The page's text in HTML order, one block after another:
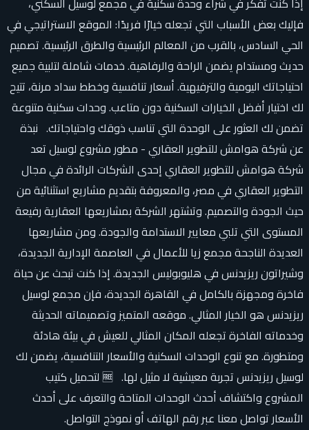
فإليك بعض الأسباب التي تجعله خيارًا فريدًا: الموقع الاستراتيجي في
الحي السادس، بالقرب من المعالم الرئيسية والطرق الرئيسية. تصميم
حديث ومستدام يضمن الراحة والرفاهية. خدمات شاملة لتلبية جميع
احتياجاتك اليومية والترفيهية. أسعار تنافسية وخطط سداد مرنة، تتيح
لك اختيار أفضل الخيارات السكنية دون متاعب. وحدات سكنية متنوعة
تضمن لك العثور على الوحدة التي تناسب ذوقك واحتياجاتك. نبذة
عن شركة هوامش للتطوير العقاري - مطور مشروع لوسيل تعد
شركة هوامش للتطوير العقاري إحدى الشركات الرائدة في مجال
التطوير العقاري في مصر، والمعروفة بتقديم مشاريع استثنائية من
حيث الجودة والتصميم. وتشتهر الشركة بمشاريعها العقارية رفيعة
المستوى التي تلبي معايير الاستدامة والجودة. ومن مشاريعها
العديدة الناجحة مجمع زيا للأعمال في العاصمة الإدارية الجديدة،
وشيراتون ريزيدنس في هليوبوليس الجديدة. إذا كنت تبحث عن حياة
فاخرة ومجهزة بالكامل في القاهرة الجديدة، فإن مجمع لوسيل
ريزيدنس هو الخيار المثالي. موقعه المتميز وتصميماته الحديثة
وخدماته الفاخرة تجعله المكان المثالي للعيش في بيئة هادئة
ومتطورة. مع تنوع الوحدات السكنية والأسعار التنافسية، يضمن لك
لوسيل ريزيدنس تجربة معيشية لا مثيل لها. 🆓 لتحميل كتيب
المشروع واكتشاف أحدث الوحدات المتاحة والتعرف على أحدث
الأسعار تواصل معنا عبر رقم الهاتف أو نموذج التواصل.